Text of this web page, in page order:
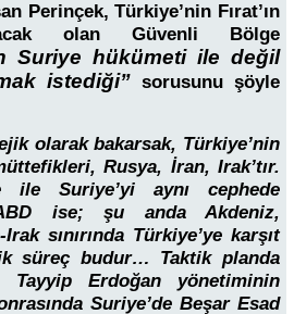
Perinçek, Türkiye’nin Fırat’ın
olan Güvenli Bölge
Suriye hükümeti ile değil
istediği” sorusunu şöyle
olarak bakarsak, Türkiye’nin
Rusya, İran, Irak’tır.
Suriye’yi aynı cephede
ABD ise; şu anda Akdeniz,
sınırında Türkiye’ye karşıt
süreç budur… Taktik planda
Tayyip Erdoğan yönetiminin
Suriye’de Beşar Esad